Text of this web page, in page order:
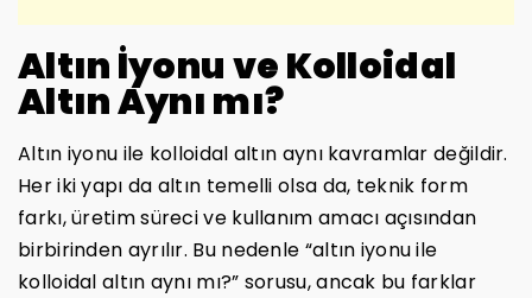
Altın İyonu ve Kolloidal
Altın Aynı mı?
Altın iyonu ile kolloidal altın aynı kavramlar değildir.
Her iki yapı da altın temelli olsa da, teknik form
farkı, üretim süreci ve kullanım amacı açısından
birbirinden ayrılır. Bu nedenle “altın iyonu ile
kolloidal altın aynı mı?” sorusu, ancak bu farklar